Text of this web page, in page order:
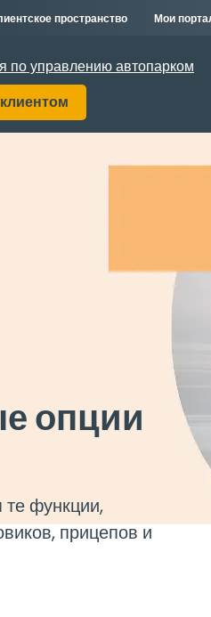
пространство Мои
по управлению автопарком
опции
функции,
прицепов и